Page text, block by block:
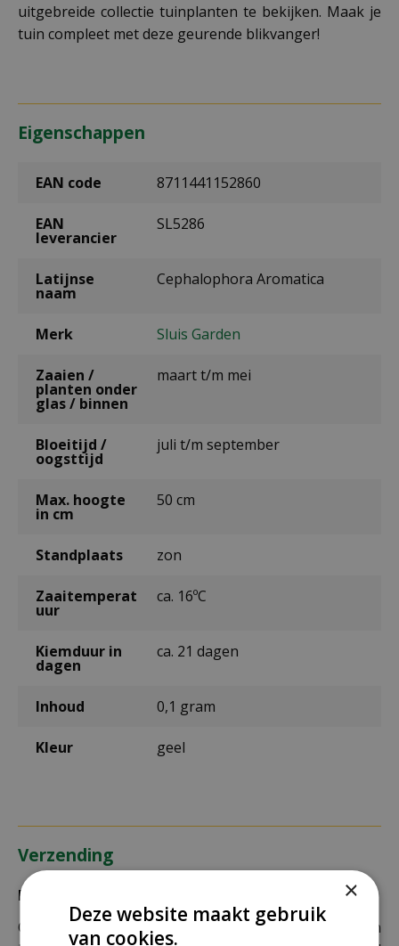
uitgebreide collectie tuinplanten te bekijken. Maak je
tuin compleet met deze geurende blikvanger!
Eigenschappen
EAN code 8711441152860
EAN
leverancier
SL5286
Latijnse
naam
Cephalophora Aromatica
Merk Sluis Garden
Zaaien /
planten onder
glas / binnen
maart t/m mei
Bloeitijd /
oogsttijd
juli t/m september
Max. hoogte
in cm
50 cm
Standplaats zon
Zaaitemperat
uur
ca. 16ºC
Kiemduur in
dagen
ca. 21 dagen
Inhoud 0,1 gram
Kleur geel
Verzending
Bezorging:
Om uw bestelling goed en veilig bij u thuis te laten
×
Deze website maakt gebruik
van cookies.